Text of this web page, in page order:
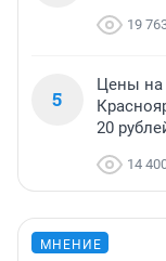
19
5
Цены на
20
14
МНЕНИЕ